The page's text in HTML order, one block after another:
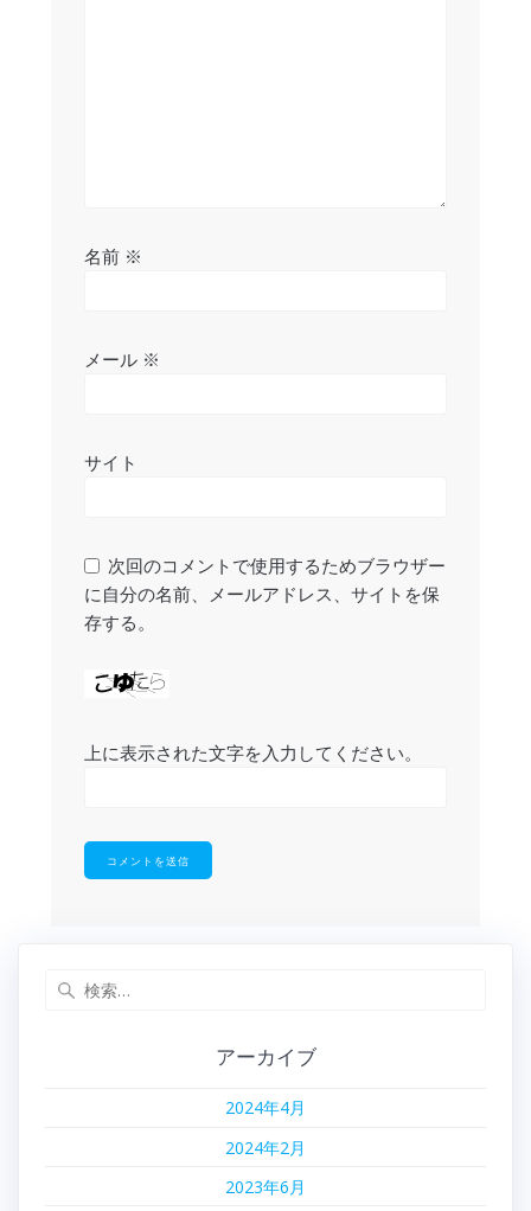
名前 ※
メール ※
サイト
次回のコメントで使用するためブラウザー
に自分の名前、メールアドレス、サイトを保
存する。
上に表示された文字を入力してください。
アーカイブ
2024年4月
2024年2月
2023年6月